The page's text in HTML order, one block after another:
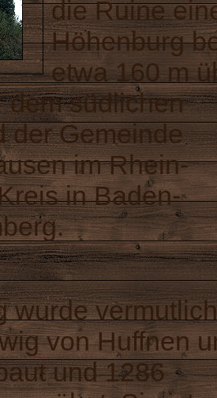
die Ruine
Höhenburg
etwa 160 m
dem südlichen
der Gemeinde
im Rhein-
in Baden-
wurde vermutlich
von Huffnen
und 1286